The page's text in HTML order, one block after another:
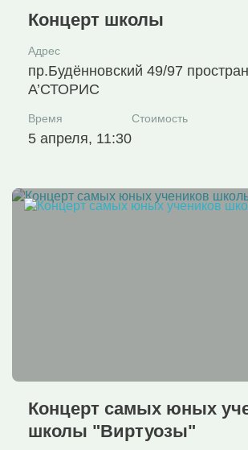
Концерт школы
Адрес
пр.Будённовский 49/97
А’СТОРИС
Время
5 апреля, 11:30
Стоимость
Концерт самых юных
школы "Виртуозы"